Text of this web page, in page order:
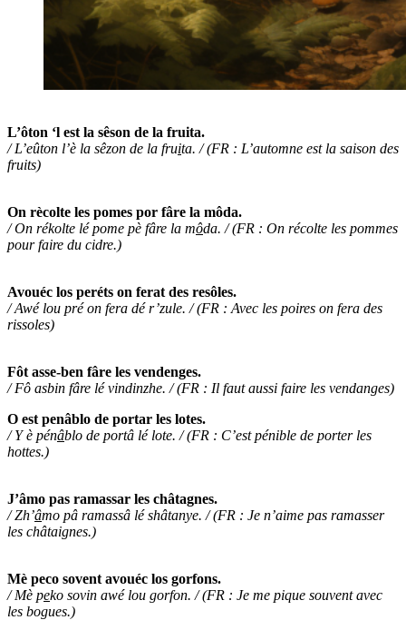
L’ôton ‘l est la sêson de la fruita.
/ L’eûton l’è la sêzon de la fruita. / (FR : L’automne est la saison des
fruits)
On rècolte les pomes por fâre la môda.
/ On rékolte lé pome pè fâre la môda. / (FR : On récolte les pommes
pour faire du cidre.)
Avouéc los peréts on ferat des resôles.
/ Awé lou pré on fera dé r’zule. / (FR : Avec les poires on fera des
rissoles)
Fôt asse-ben fâre les vendenges.
/ Fô asbin fâre lé vindinzhe. / (FR : Il faut aussi faire les vendanges)
O est penâblo de portar les lotes.
/ Y è pénâblo de portâ lé lote. / (FR : C’est pénible de porter les
hottes.)
J’âmo pas ramassar les châtagnes.
/ Zh’âmo pâ ramassâ lé shâtanye. / (FR : Je n’aime pas ramasser
les châtaignes.)
Mè peco sovent avouéc los gorfons.
/ Mè peko sovin awé lou gorfon. / (FR : Je me pique souvent avec
les bogues.)